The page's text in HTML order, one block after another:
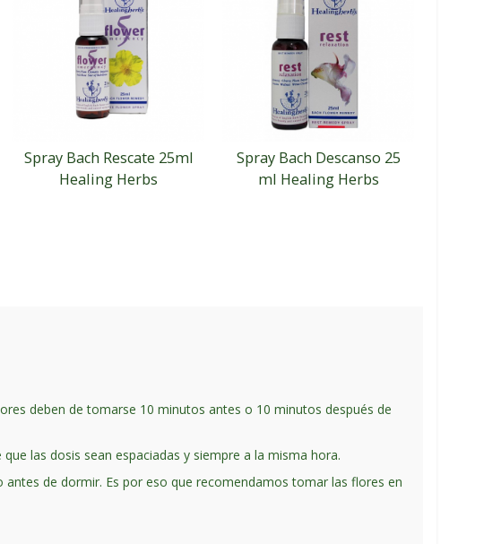
Spray Bach Rescate 25ml
Healing Herbs
Spray Bach Descanso 25
ml Healing Herbs
deben de tomarse 10 minutos antes o 10 minutos después de
las dosis sean espaciadas y siempre a la misma hora.
de dormir. Es por eso que recomendamos tomar las flores en